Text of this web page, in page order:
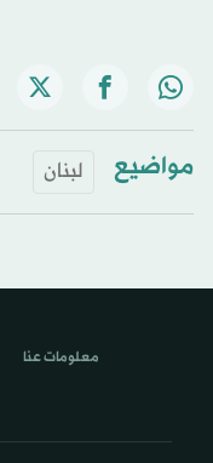
مواضيع لبنان
معلومات عنا